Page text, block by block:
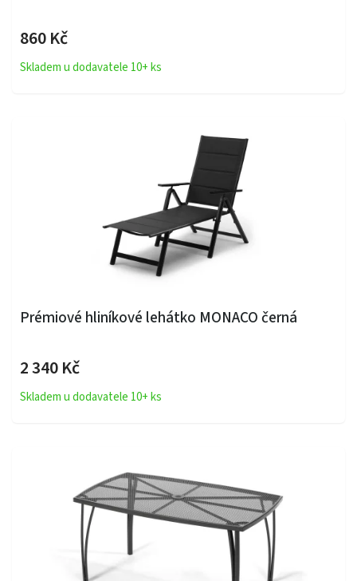
860 Kč
Skladem u dodavatele 10+ ks
Prémiové hliníkové lehátko MONACO černá
2 340 Kč
Skladem u dodavatele 10+ ks